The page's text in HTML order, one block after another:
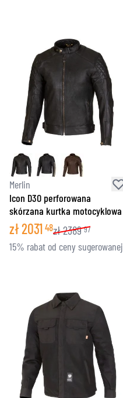
Merlin
Icon D3O perforowana
skórzana kurtka motocyklowa
zł2031 48zł2389 97
15% rabat od ceny sugerowanej